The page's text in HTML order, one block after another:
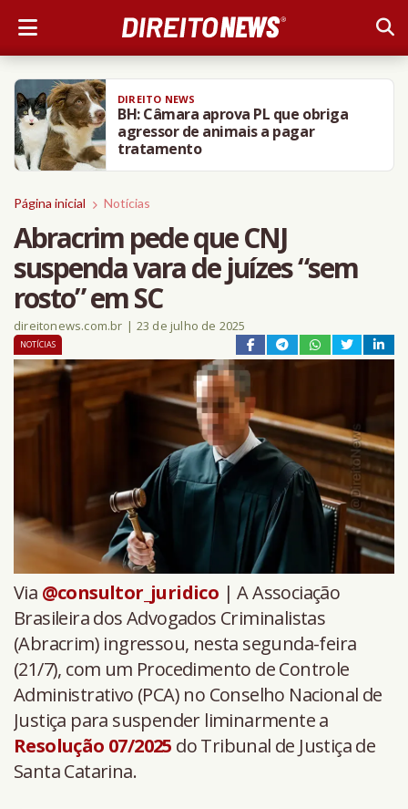
DIREITO NEWS
BH: Câmara aprova PL que obriga
agressor de animais a pagar
tratamento
Página inicial Notícias
Abracrim pede que CNJ
suspenda vara de juízes “sem
rosto” em SC
direitonews.com.br | 23 de julho de 2025
NOTÍCIAS
Via @consultor_juridico | A Associação
Brasileira dos Advogados Criminalistas
(Abracrim) ingressou, nesta segunda-feira
(21/7), com um Procedimento de Controle
Administrativo (PCA) no Conselho Nacional de
Justiça para suspender liminarmente a
Resolução 07/2025 do Tribunal de Justiça de
Santa Catarina.